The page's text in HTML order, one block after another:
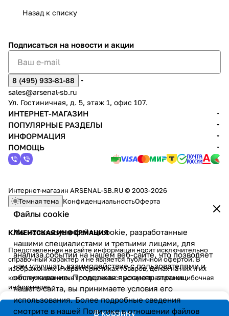
Назад к списку
В корзину
Файлы cookie
Мы используем файлы cookie, разработанные
нашими специалистами и третьими лицами, для
анализа событий на нашем веб-сайте, что позволяет
нам улучшать взаимодействие с пользователями и
обслуживание. Продолжая просмотр страниц
нашего сайта, вы принимаете условия его
использования. Более подробные сведения
смотрите в нашей Политике в отношении файлов
Подписаться на новости и акции
8 (495) 933-81-88
sales@arsenal-sb.ru
Ул. Гостиничная, д. 5, этаж 1, офис 107.
ИНТЕРНЕТ-МАГАЗИН
ПОПУЛЯРНЫЕ РАЗДЕЛЫ
ИНФОРМАЦИЯ
ПОМОЩЬ
Интернет-магазин ARSENAL-SB.RU © 2003-2026
Темная тема КонфиденциальностьОферта
КЛИЕНТСКАЯ ИНФОРМАЦИЯ
Представленная на сайте информация носит исключительно
справочный характер и не является публичной офертой. В
изображениях и характеристиках товаров, ценах на них и их
комплектации может содержаться устаревшая или ошибочная
информация.